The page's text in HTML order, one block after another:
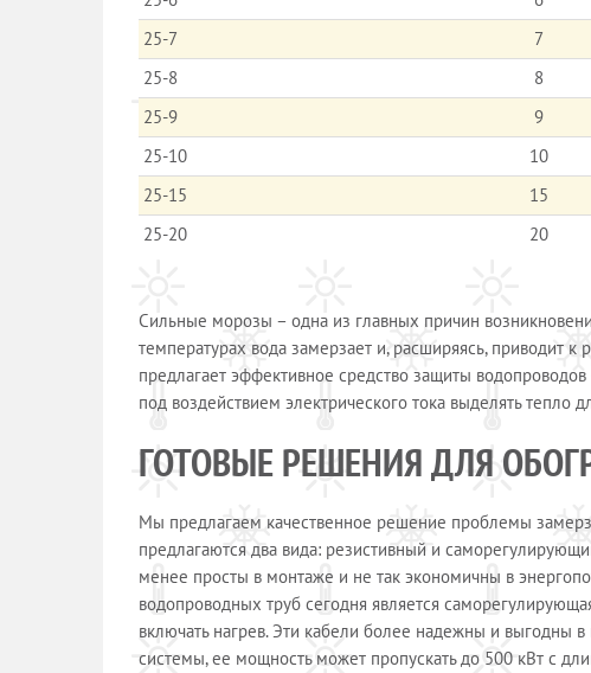
25-7 7
25-8 8
25-9 9
25-10 10
25-15 15
25-20 20
Сильные морозы – одна из главных причин
температурах вода замерзает и, расширяясь, приводит
предлагает эффективное средство защиты
под воздействием электрического тока выделять тепло
ГОТОВЫЕ РЕШЕНИЯ ДЛЯ
Мы предлагаем качественное решение проблемы
предлагаются два вида: резистивный и
менее просты в монтаже и не так экономичны в
водопроводных труб сегодня является
включать нагрев. Эти кабели более надежны и выгодны
системы, ее мощность может пропускать до 500 кВт с